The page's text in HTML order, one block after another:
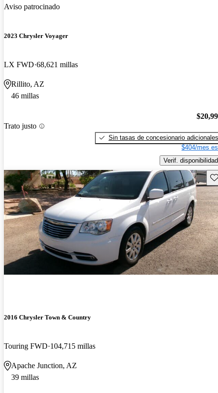
Aviso patrocinado
2023 Chrysler Voyager
LX FWD 68,621 millas
Rillito, AZ
46 millas
Trato justo
Sin tasas de concesionario adicionales
$404/mes
Verif. disponibilidad
2016 Chrysler Town & Country
Touring FWD 104,715 millas
Apache Junction, AZ
39 millas